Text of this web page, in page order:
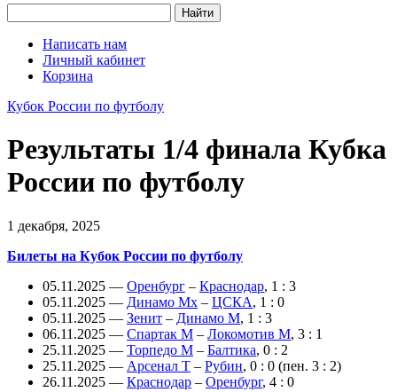
Найти
Написать нам
Личный кабинет
Корзина
Кубок России по футболу
Результаты 1/4 финала Кубка
России по футболу
1 декабря, 2025
Билеты на Кубок России по футболу
05.11.2025 — Оренбург – Краснодар, 1 : 3
05.11.2025 — Динамо Мх – ЦСКА, 1 : 0
05.11.2025 — Зенит – Динамо М, 1 : 3
06.11.2025 — Спартак М – Локомотив М, 3 : 1
25.11.2025 — Торпедо М – Балтика, 0 : 2
25.11.2025 — Арсенал Т – Рубин, 0 : 0 (пен. 3 : 2)
26.11.2025 — Краснодар – Оренбург, 4 : 0